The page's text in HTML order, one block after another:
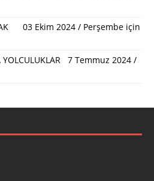
03 Ekim 2024 / Perşembe için
YOLCULUKLAR 7 Temmuz 2024 /